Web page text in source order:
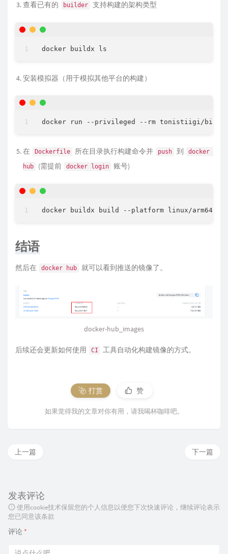
查看已有的 builder 支持构建的架构类型
安装模拟器（用于模拟其他平台的构建）
在 Dockerfile 所在目录执行构建命令并 push 到 docker
hub (需提前 docker login 账号)
结语
然后在 docker hub 就可以看到推送的镜像了。
docker-hub_images
后续还会更新如何使用 CI 工具自动化构建镜像的方式。
打赏 赞
如果觉得我的文章对你有用，请我喝杯咖啡吧。
下一篇
上一篇
发表评论
使用cookie技术保留您的个人信息以便您下次快速评论，继续评论表示
您已同意该条款
评论 *